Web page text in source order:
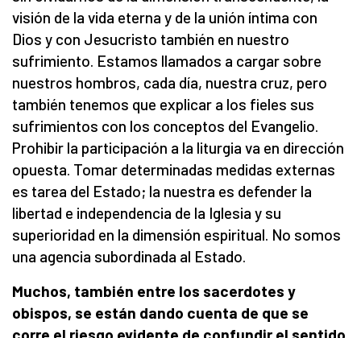
visión de la vida eterna y de la unión íntima con
Dios y con Jesucristo también en nuestro
sufrimiento. Estamos llamados a cargar sobre
nuestros hombros, cada día, nuestra cruz, pero
también tenemos que explicar a los fieles sus
sufrimientos con los conceptos del Evangelio.
Prohibir la participación a la liturgia va en dirección
opuesta. Tomar determinadas medidas externas
es tarea del Estado; la nuestra es defender la
libertad e independencia de la Iglesia y su
superioridad en la dimensión espiritual. No somos
una agencia subordinada al Estado.
Muchos, también entre los sacerdotes y
obispos, se están dando cuenta de que se
corre el riesgo evidente de confundir el sentido